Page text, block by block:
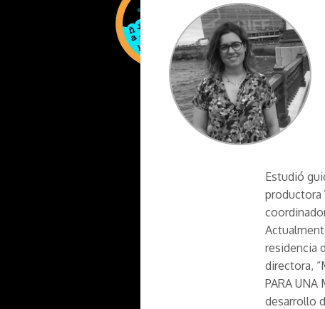
Estudió
productora
residencia
directora,
PARA
desarrollo